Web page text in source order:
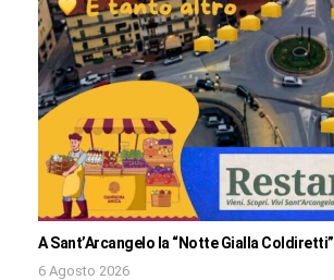
A Sant’Arcangelo la “Notte Gialla Coldiretti”
6 Agosto 2026